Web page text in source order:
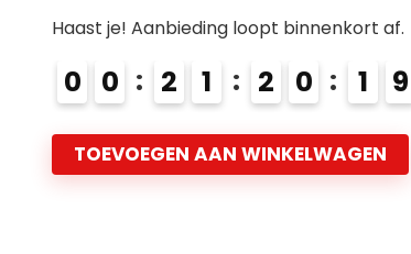
Haast je! Aanbieding loopt binnenkort af.
0 0 2 1 2 0 1 7
8
TOEVOEGEN AAN WINKELWAGEN